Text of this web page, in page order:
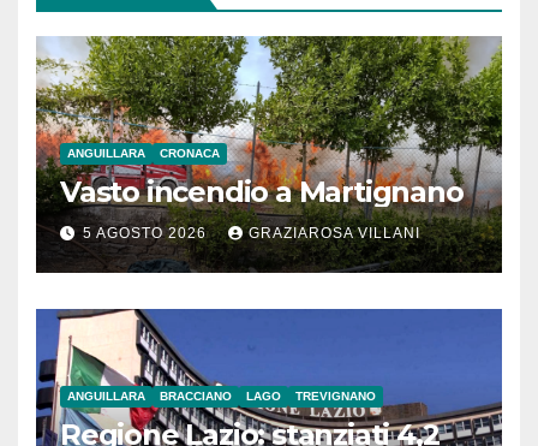
ANGUILLARA CRONACA
Vasto incendio a Martignano
5 AGOSTO 2026 GRAZIAROSA VILLANI
ANGUILLARA BRACCIANO LAGO TREVIGNANO
Regione Lazio: stanziati 4,2